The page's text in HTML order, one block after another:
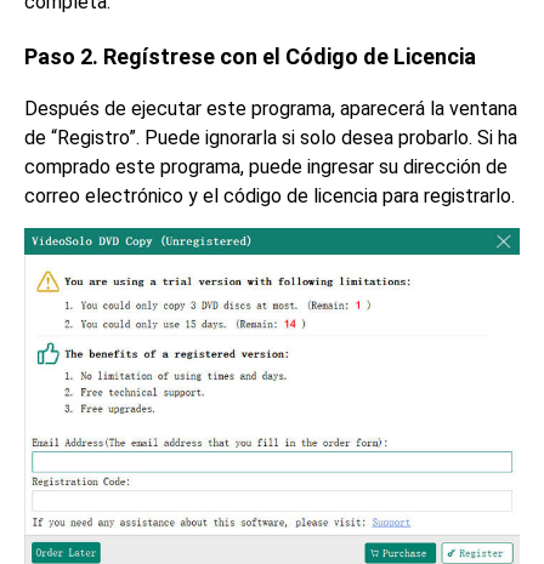
Paso 2. Regístrese con el Código de Licencia
Después de ejecutar este programa, aparecerá la ventana
de “Registro”. Puede ignorarla si solo desea probarlo. Si ha
comprado este programa, puede ingresar su dirección de
correo electrónico y el código de licencia para registrarlo.